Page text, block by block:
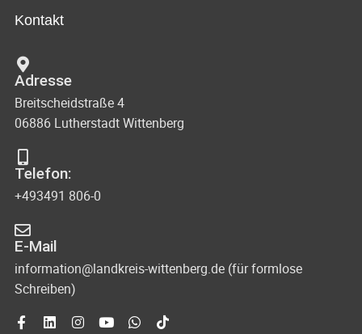
Kontakt
Adresse
Breitscheidstraße 4
06886 Lutherstadt Wittenberg
Telefon:
+493491 806-0
E-Mail
information@landkreis-wittenberg.de (für formlose
Schreiben)